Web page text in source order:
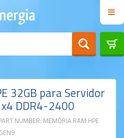
32GB para Servidor
DDR4-2400
NUMBER: MEMÓRIA RAM HPE